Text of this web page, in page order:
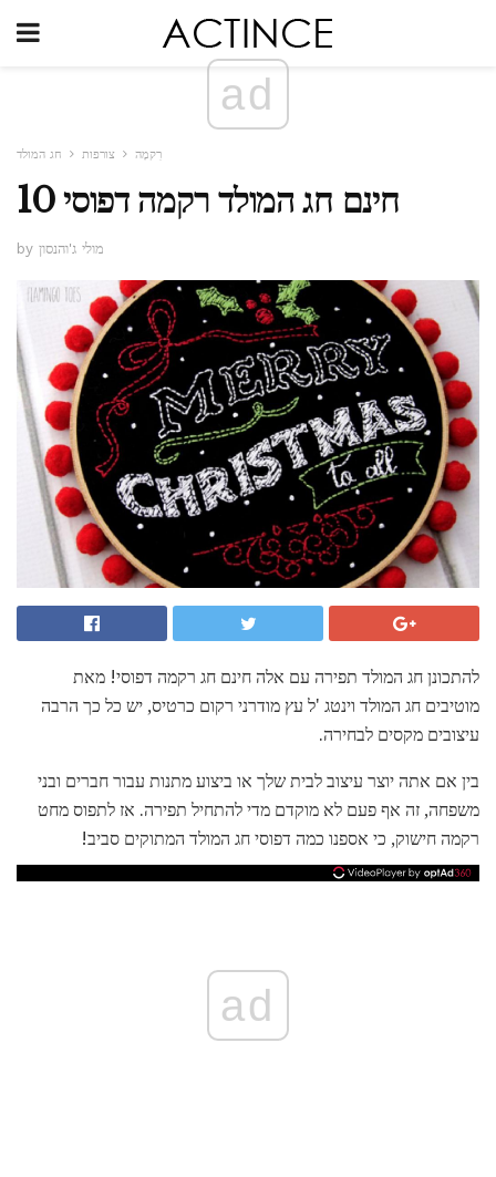
ad
רִקמָה צורפות חג המולד
10 חינם חג המולד רקמה דפוסי
by מולי ג'והנסון
להתכונן חג המולד תפירה עם אלה חינם חג רקמה דפוסי! מאת
מוטיבים חג המולד וינטג 'ל עץ מודרני רקום כרטיס, יש כל כך הרבה
עיצובים מקסים לבחירה.
בין אם אתה יוצר עיצוב לבית שלך או ביצוע מתנות עבור חברים ובני
משפחה, זה אף פעם לא מוקדם מדי להתחיל תפירה. אז לתפוס מחט
רקמה חישוק, כי אספנו כמה דפוסי חג המולד המתוקים סביב!
ad